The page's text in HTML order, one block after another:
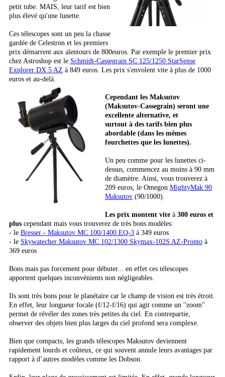
petit tube. MAIS, leur tarif est bien
plus élevé qu'une lunette.
Ces télescopes sont un peu la chasse
gardée de Celestron et les premiers
prix démarrent aux alentours de 800euros. Par exemple le premier prix
chez Astroshop est le Schmidt-Cassegrain SC 125/1250 StarSense
Explorer DX 5 AZ à 849 euros. Les prix s'envolent vite à plus de 1000
euros et au-delà.
Cependant les Maksutov
(Maksutov-Cassegrain) seront une
excellente alternative, et
surtout à des tarifs bien plus
abordable (dans les mêmes
fourchettes que les lunettes).
Un peu comme pour les lunettes ci-
dessus, commencez au moins à 90 mm
de diamètre. Ainsi, vous trouverez à
209 euros, le Omegon MightyMak 90
Maksutov (90/1000).
Les prix montent vite à 300 euros et
plus cependant mais vous trouverez de très bons modèles:
- le Bresser - Maksutov MC 100/1400 EQ-3 à 349 euros
- le Skywatecher Maksutov MC 102/1300 Skymax-102S AZ-Pronto à
369 euros
Bons mais pas forcement pour débuter... en effet ces télescopes
apportent quelques inconvénients non négligeables.
Ils sont très bons pour le planétaire car le champ de vision est très étroit.
En effet, leur longueur focale (f/12-f/16) qui agit comme un ''zoom''
permet de révéler des zones très petites du ciel. En contrepartie,
observer des objets bien plus larges du ciel profond sera complexe.
Bien que compacts, les grands télescopes Maksutov deviennent
rapidement lourds et coûteux, ce qui souvent annule leurs avantages par
rapport à d’autres modèles comme les Dobson.